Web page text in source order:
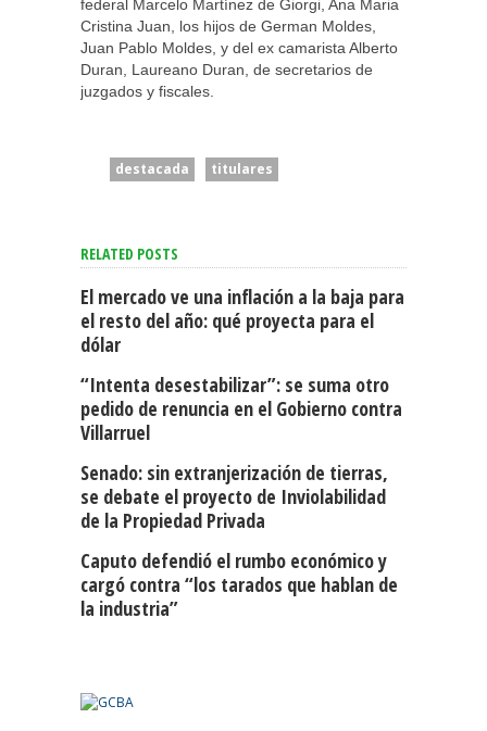
federal Marcelo Martínez de Giorgi, Ana Maria
Cristina Juan, los hijos de German Moldes,
Juan Pablo Moldes, y del ex camarista Alberto
Duran, Laureano Duran, de secretarios de
juzgados y fiscales.
destacada titulares
RELATED POSTS
El mercado ve una inflación a la baja para
el resto del año: qué proyecta para el
dólar
“Intenta desestabilizar”: se suma otro
pedido de renuncia en el Gobierno contra
Villarruel
Senado: sin extranjerización de tierras,
se debate el proyecto de Inviolabilidad
de la Propiedad Privada
Caputo defendió el rumbo económico y
cargó contra “los tarados que hablan de
la industria”